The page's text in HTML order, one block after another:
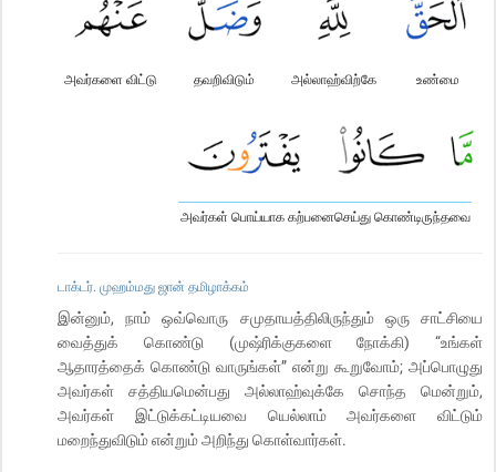
உண்மை
அல்லாஹ்விற்கே
தவறிவிடும்
அவர்களை விட்டு
அவர்கள் பொய்யாக கற்பனைசெய்து கொண்டிருந்தவை
டாக்டர். முஹம்மது ஜான் தமிழாக்கம்
இன்னும், நாம் ஒவ்வொரு சமுதாயத்திலிருந்தும் ஒரு சாட்சியை
வைத்துக் கொண்டு (முஷ்ரிக்குகளை நோக்கி) “உங்கள்
ஆதாரத்தைக் கொண்டு வாருங்கள்” என்று கூறுவோம்; அப்பொழுது
அவர்கள் சத்தியமென்பது அல்லாஹ்வுக்கே சொந்த மென்றும்,
அவர்கள் இட்டுக்கட்டியவை யெல்லாம் அவர்களை விட்டும்
மறைந்துவிடும் என்றும் அறிந்து கொள்வார்கள்.